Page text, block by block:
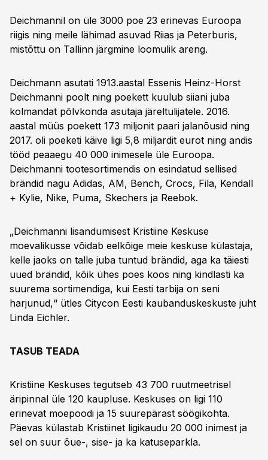
Deichmannil on üle 3000 poe 23 erinevas Euroopa
riigis ning meile lähimad asuvad Riias ja Peterburis,
mistõttu on Tallinn järgmine loomulik areng.
Deichmann asutati 1913.aastal Essenis Heinz-Horst
Deichmanni poolt ning poekett kuulub siiani juba
kolmandat põlvkonda asutaja järeltulijatele. 2016.
aastal müüs poekett 173 miljonit paari jalanõusid ning
2017. oli poeketi käive ligi 5,8 miljardit eurot ning andis
tööd peaaegu 40 000 inimesele üle Euroopa.
Deichmanni tootesortimendis on esindatud sellised
brändid nagu Adidas, AM, Bench, Crocs, Fila, Kendall
+ Kylie, Nike, Puma, Skechers ja Reebok.
„Deichmanni lisandumisest Kristiine Keskuse
moevalikusse võidab eelkõige meie keskuse külastaja,
kelle jaoks on talle juba tuntud brändid, aga ka täiesti
uued brändid, kõik ühes poes koos ning kindlasti ka
suurema sortimendiga, kui Eesti tarbija on seni
harjunud,“ ütles Citycon Eesti kaubanduskeskuste juht
Linda Eichler.
TASUB TEADA
Kristiine Keskuses tegutseb 43 700 ruutmeetrisel
äripinnal üle 120 kaupluse. Keskuses on ligi 110
erinevat moepoodi ja 15 suurepärast söögikohta.
Päevas külastab Kristiinet ligikaudu 20 000 inimest ja
sel on suur õue-, sise- ja ka katuseparkla.